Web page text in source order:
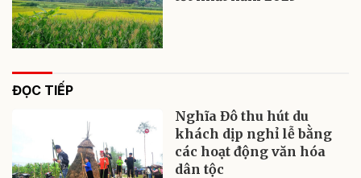
ĐỌC TIẾP
Nghĩa Đô thu hút du
khách dịp nghỉ lễ bằng
các hoạt động văn hóa
dân tộc